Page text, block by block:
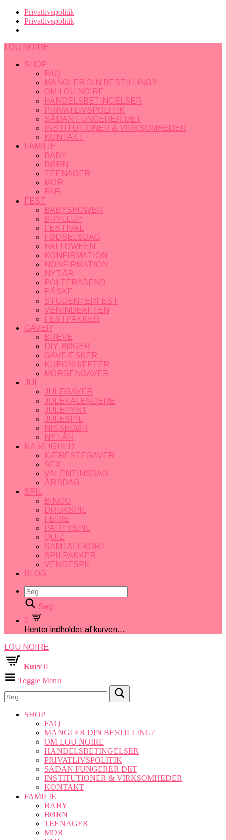
Privatlivspolitik
Privatlivspolitik
LOU NOIRE
SHOP
FAQ
MANGLER DIN BESTILLING?
OM LOU NOIRE
HANDELSBETINGELSER
PRIVATLIVSPOLITIK
SÅDAN FUNGERER DET
INSTITUTIONER & VIRKSOMHEDER
KONTAKT
FAMILIE
BABY
BØRN
TEENAGER
MOR
FAR
FEST
BABYSHOWER
BRYLLUP
FESTIVAL
FØDSELSDAG
HALLOWEEN
KONFIRMATION
NONFIRMATION
NYTÅR
POLTERABEND
PÅSKE
STUDENTERFEST
VENINDEAFTEN
FESTPAKKER
GAVER
BREVE
DIY-BØGER
GAVEÆSKER
KUPONHÆFTER
MORGENGAVER
JUL
JULEGAVER
JULEKALENDERE
JULEPYNT
JULESPIL
NISSEDØR
NYTÅR
KÆRLIGHED
KÆRESTEGAVER
SEX
VALENTINSDAG
ÅRSDAG
SPIL
BINGO
DRUKSPIL
FERIE
PARTYSPIL
QUIZ
SAMTALEKORT
SPILPAKKER
VENDESPIL
BLOG
Søg
0
Henter indholdet af kurven...
LOU NOIRE
Kurv 0
Toggle Menu
SHOP
FAQ
MANGLER DIN BESTILLING?
OM LOU NOIRE
HANDELSBETINGELSER
PRIVATLIVSPOLITIK
SÅDAN FUNGERER DET
INSTITUTIONER & VIRKSOMHEDER
KONTAKT
FAMILIE
BABY
BØRN
TEENAGER
MOR